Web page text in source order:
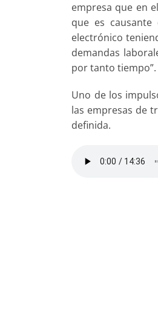
empresa que en
que es
electrónico
demandas
por tanto tiempo”.
Uno de los
las empresas de
definida.